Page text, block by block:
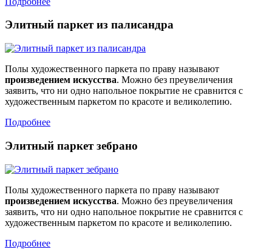
Элитный паркет из палисандра
Полы художественного паркета по праву называют
произведением искусства. Можно без преувеличения
заявить, что ни одно напольное покрытие не сравнится с
художественным паркетом по красоте и великолепию.
Подробнее
Элитный паркет зебрано
Полы художественного паркета по праву называют
произведением искусства. Можно без преувеличения
заявить, что ни одно напольное покрытие не сравнится с
художественным паркетом по красоте и великолепию.
Подробнее